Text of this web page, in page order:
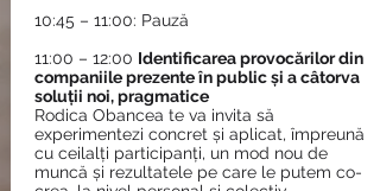
10:45 – 11:00: Pauză
11:00 – 12:00 Identificarea provocărilor din
companiile prezente în public și a câtorva
soluții noi, pragmatice
Rodica Obancea te va invita să
experimentezi concret și aplicat, împreună
cu ceilalți participanți, un mod nou de
muncă și rezultatele pe care le putem co-